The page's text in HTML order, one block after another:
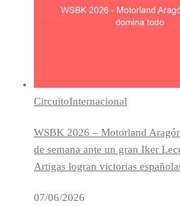
CircuitoInternacional
WSBK 2026 – Motorland
de semana ante un gran Iker
Artigas logran victorias
07/06/2026